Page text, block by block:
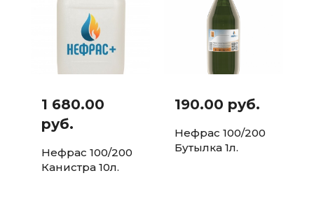
1 680.00
руб.
Нефрас 100/200
Канистра 10л.
190.00 руб.
Нефрас 100/200
Бутылка 1л.